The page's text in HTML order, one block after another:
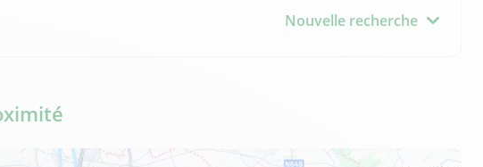
Nouvelle recherche